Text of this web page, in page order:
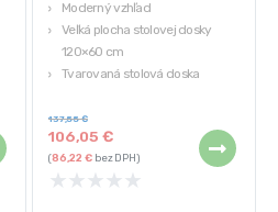
Moderný vzhľad
Veľká plocha stolovej dosky
120×60 cm
Tvarovaná stolová doska
106,05€
137,55€
(86,22€bez DPH)
★ ★ ★ ★ ★